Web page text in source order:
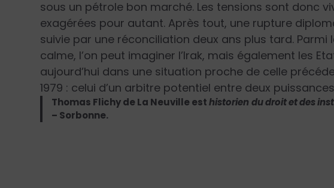
sous un pétrole bon marché. Les tensions sont donc
exagérées pour autant. Après tout, une rupture
suivie par une réconciliation deux ans plus tard. Parmi
calme, l’on peut imaginer l’Irak, mais également les
aujourd’hui dans une situation proche de celle
1979 : celui d’un arbitre potentiel entre deux
Thomas Flichy de La Neuville esthistorien du droit et des
– Sorbonne.